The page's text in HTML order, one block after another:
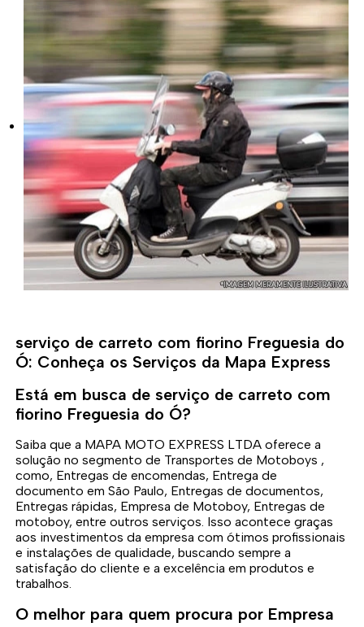
serviço de carreto com fiorino Freguesia do
Ó: Conheça os Serviços da Mapa Express
Está em busca de serviço de carreto com
fiorino Freguesia do Ó?
Saiba que a MAPA MOTO EXPRESS LTDA oferece a
solução no segmento de Transportes de Motoboys ,
como, Entregas de encomendas, Entrega de
documento em São Paulo, Entregas de documentos,
Entregas rápidas, Empresa de Motoboy, Entregas de
motoboy, entre outros serviços. Isso acontece graças
aos investimentos da empresa com ótimos profissionais
e instalações de qualidade, buscando sempre a
satisfação do cliente e a excelência em produtos e
trabalhos.
O melhor para quem procura por Empresa